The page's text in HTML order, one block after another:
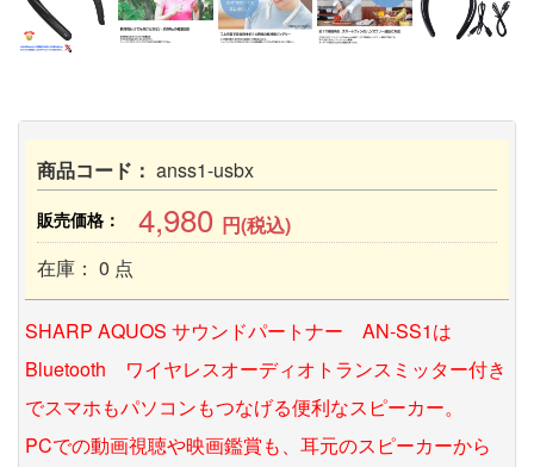
商品コード： anss1-usbx
販売価格： 4,980 円(税込)
在庫： 0 点
SHARP AQUOS サウンドパートナー AN-SS1は
Bluetooth ワイヤレスオーディオトランスミッター付き
でスマホもパソコンもつなげる便利なスピーカー。
PCでの動画視聴や映画鑑賞も、耳元のスピーカーから